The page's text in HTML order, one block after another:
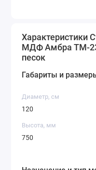
Характеристики
МДФ Амбра TM-
песок
Габариты и
Диаметр, см
120
Высота, мм
750